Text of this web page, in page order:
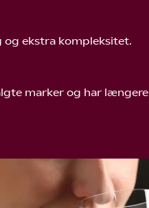
ekstra kompleksitet.
marker og har længere